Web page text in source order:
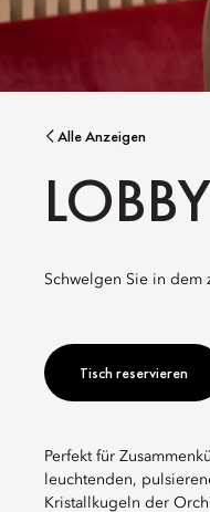
Alle Anzeigen
Schwelgen Sie in
Tisch reservieren
Perfekt für
leuchtenden,
Kristallkugeln der